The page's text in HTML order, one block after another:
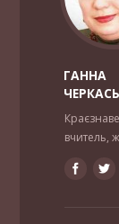
ГАННА
вчитель,